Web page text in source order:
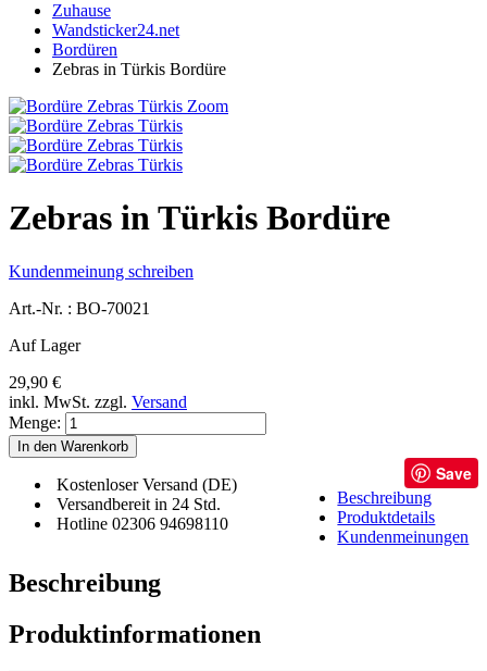
Zuhause
Wandsticker24.net
Bordüren
Zebras in Türkis Bordüre
Zoom
Zebras in Türkis Bordüre
Kundenmeinung schreiben
Art.-Nr. : BO-70021
Auf Lager
29,90 €
inkl. MwSt. zzgl. Versand
Menge:
In den Warenkorb
Kostenloser Versand (DE)
Versandbereit in 24 Std.
Hotline 02306 94698110
Save
Beschreibung
Produktdetails
Kundenmeinungen
Beschreibung
Produktinformationen